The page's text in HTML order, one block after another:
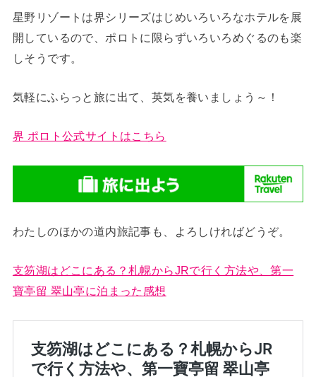
星野リゾートは界シリーズはじめいろいろなホテルを展
開しているので、ポロトに限らずいろいろめぐるのも楽
しそうです。
気軽にふらっと旅に出て、英気を養いましょう～！
界 ポロト公式サイトはこちら
わたしのほかの道内旅記事も、よろしければどうぞ。
支笏湖はどこにある？札幌からJRで行く方法や、第一
寶亭留 翠山亭に泊まった感想